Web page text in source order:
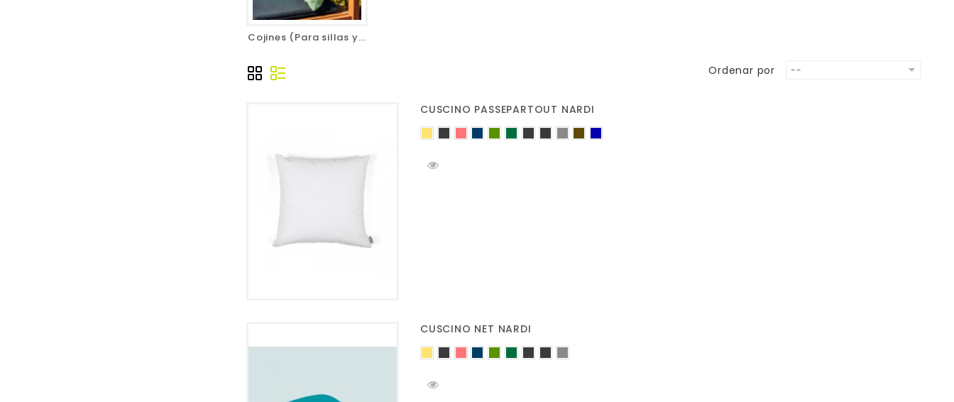
Cojines (Para sillas y...
Ordenar por --
CUSCINO PASSEPARTOUT NARDI
CUSCINO NET NARDI